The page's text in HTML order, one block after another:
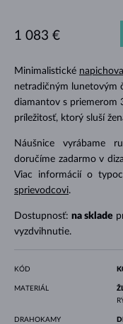
Minimalistické
netradičným lunetovým
diamantov s priemerom
príležitosť, ktorý sluší
Náušnice vyrábame
doručíme zadarmo v
Viac informácií o
sprievodcovi.
Dostupnosť: na sklade
vyzdvihnutie.
1 083 €
KÓD
MATERIÁL
DRAHOKAMY